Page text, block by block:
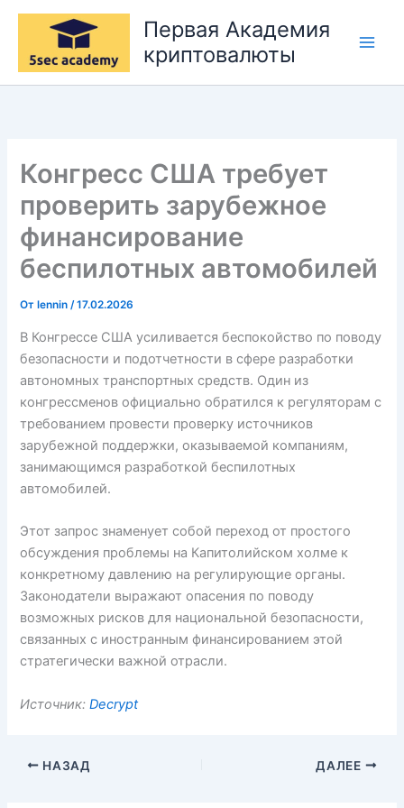
Перейти
содержимому
Первая Академия
криптовалюты
Конгресс США требует
проверить зарубежное
финансирование
беспилотных автомобилей
От lennin/17.02.2026
В Конгрессе США усиливается беспокойство по поводу
безопасности и подотчетности в сфере разработки
автономных транспортных средств. Один из
конгрессменов официально обратился к регуляторам с
требованием провести проверку источников
зарубежной поддержки, оказываемой компаниям,
занимающимся разработкой беспилотных
автомобилей.
Этот запрос знаменует собой переход от простого
обсуждения проблемы на Капитолийском холме к
конкретному давлению на регулирующие органы.
Законодатели выражают опасения по поводу
возможных рисков для национальной безопасности,
связанных с иностранным финансированием этой
стратегически важной отрасли.
Источник:Decrypt
НАЗАД ДАЛЕЕ